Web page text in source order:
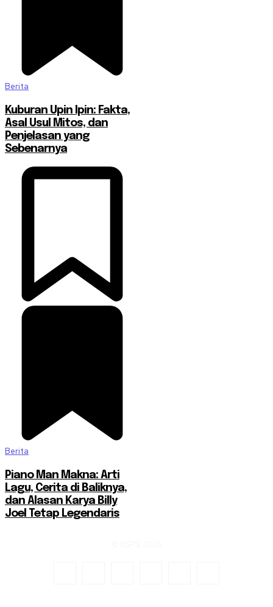
Berita
Kuburan Upin Ipin: Fakta,
Asal Usul Mitos, dan
Penjelasan yang
Sebenarnya
Berita
Piano Man Makna: Arti
Lagu, Cerita di Baliknya,
dan Alasan Karya Billy
Joel Tetap Legendaris